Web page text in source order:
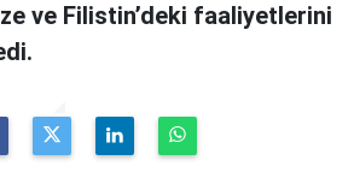
ve Filistin’deki faaliyetlerini